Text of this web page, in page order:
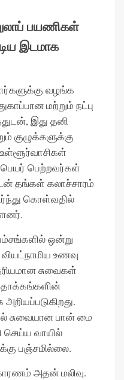
பயணிகள்
இடமாக
வழங்க
மற்றும் நட்பு
இது தனி
குழுக்களுக்கு
பெயர் பெற்றவர்கள்
தங்கள் கலாச்சாரம்
கொள்வதில்
ஒன்று
உணவு
சுவைகள்
தாக்கங்களின்
சுவையான பான் மை
செய்ய வாயில்
பஞ்சமில்லை.
அதன் மலிவு.